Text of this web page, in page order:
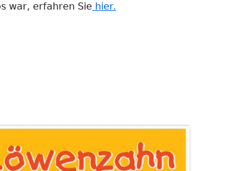
war, erfahren Sie hier.